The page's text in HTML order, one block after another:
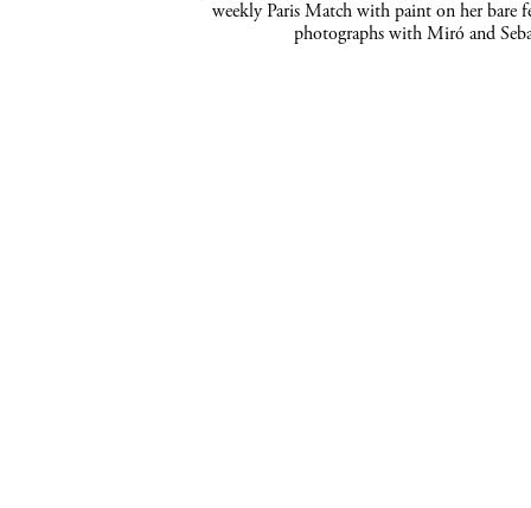
weekly Paris Match with paint on her bare
photographs with Miró and